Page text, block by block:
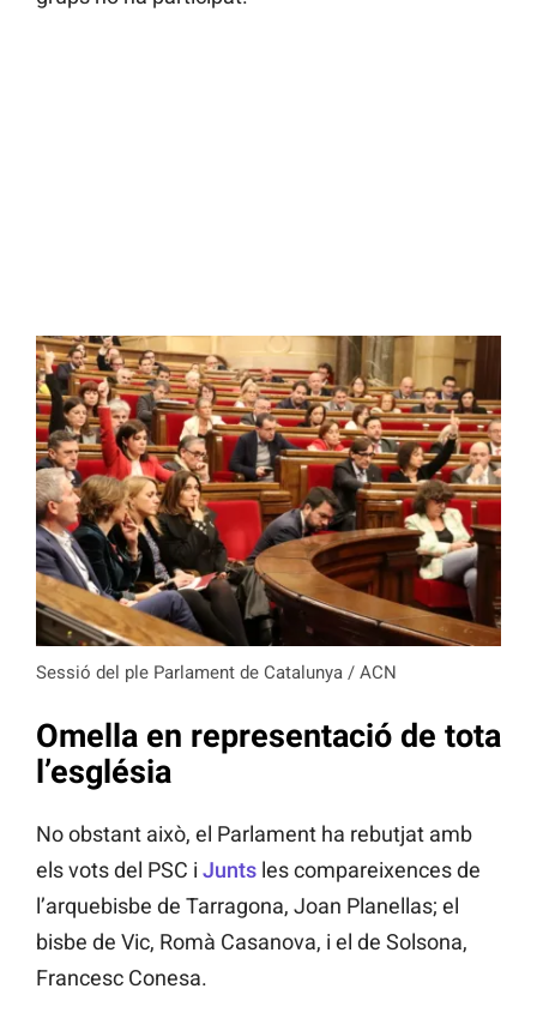
Sessió del ple Parlament de Catalunya / ACN
Omella en representació de tota
l’església
No obstant això, el Parlament ha rebutjat amb
els vots del PSC i Junts les compareixences de
l’arquebisbe de Tarragona, Joan Planellas; el
bisbe de Vic, Romà Casanova, i el de Solsona,
Francesc Conesa.